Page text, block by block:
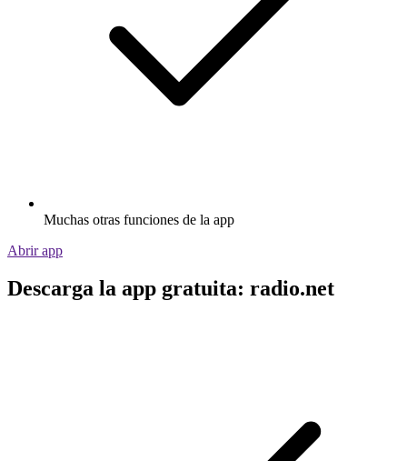
Muchas otras funciones de la app
Abrir app
Descarga la app gratuita: radio.net